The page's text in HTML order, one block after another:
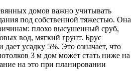
домов важно учитывать
под собственной тяжестью. Она
плохо высушенный сруб,
вод, мягкий грунт. Брус
дает усадку 5%. Это означает, что
3 м дом может стать ниже на
на это при планировании